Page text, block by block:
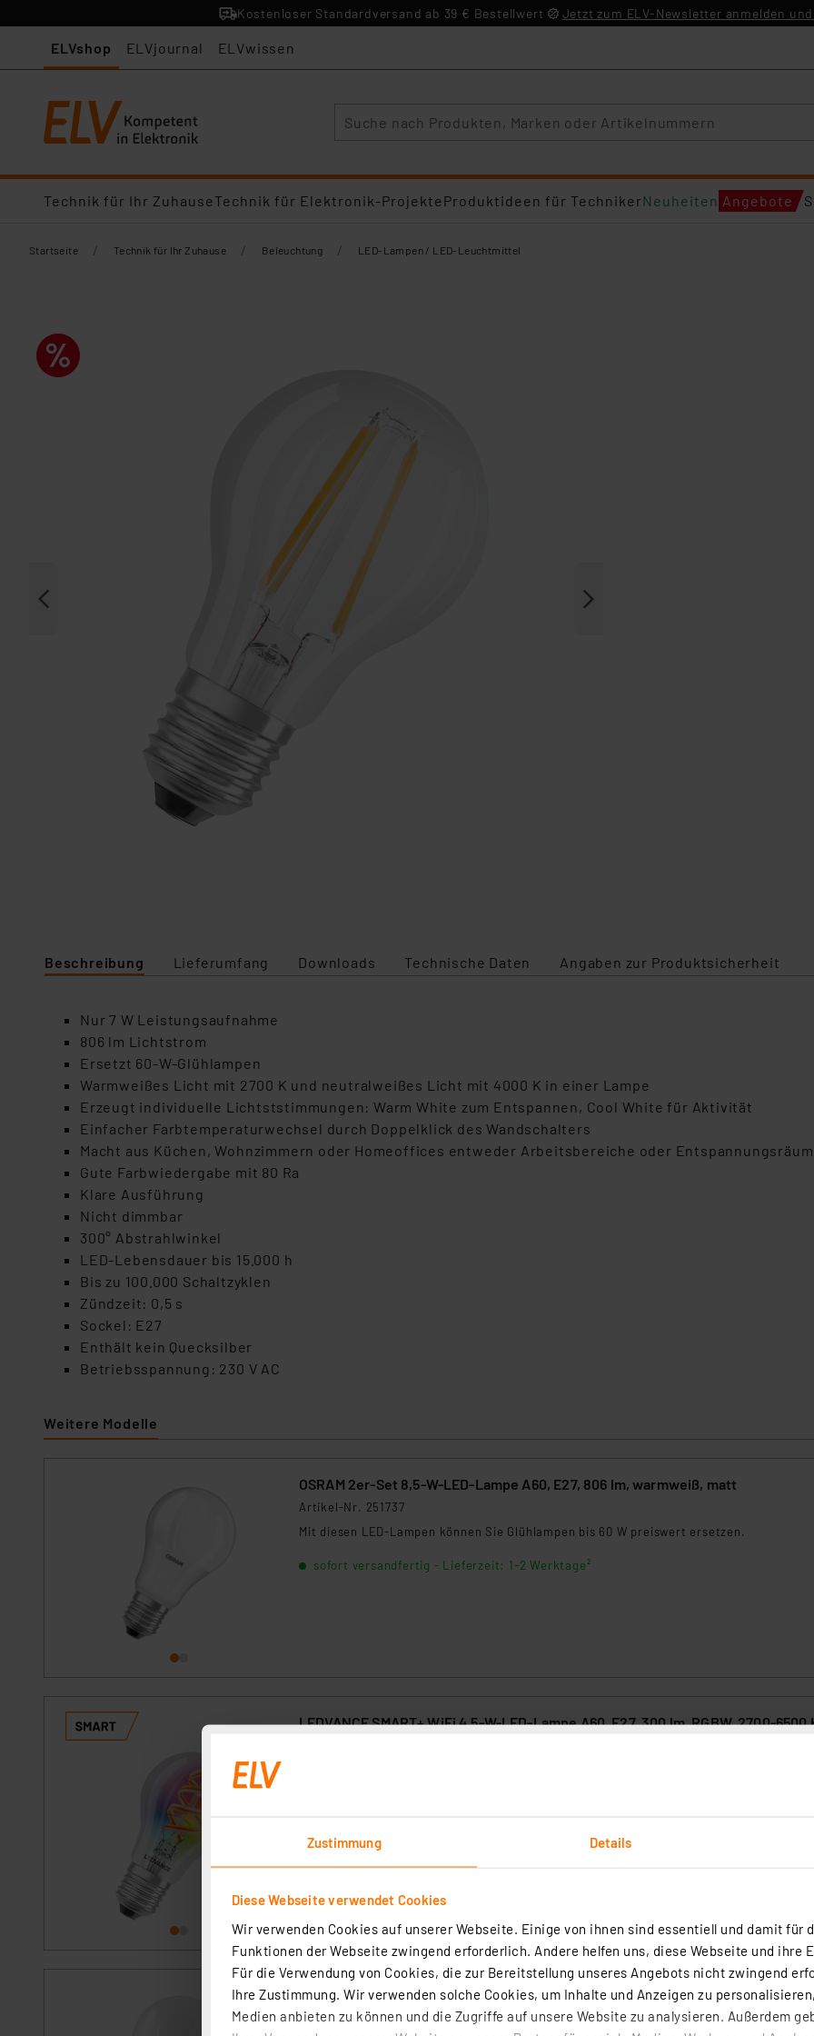
Zustimmung Details
Diese Webseite verwendet Cookies
Wir verwenden Cookies auf unserer Webseite. Einige von ihnen sind essentiell und damit für
Funktionen der Webseite zwingend erforderlich. Andere helfen uns, diese Webseite und ihre
Für die Verwendung von Cookies, die zur Bereitstellung unseres Angebots nicht zwingend
Ihre Zustimmung. Wir verwenden solche Cookies, um Inhalte und Anzeigen zu
Medien anbieten zu können und die Zugriffe auf unsere Website zu analysieren. Außerdem
Kostenloser Standardversand ab 39 € Bestellwert Jetzt zum ELV-Newsletter anmelden
ELVshop ELVjournal ELVwissen
Technik für Ihr ZuhauseTechnik für Elektronik-ProjekteProduktideen für TechnikerNeuheiten Angebote
Startseite / Technik für Ihr Zuhause / Beleuchtung / LED-Lampen / LED-Leuchtmittel
Beschreibung Lieferumfang Downloads Technische Daten Angaben zur Produktsicherheit
Nur 7 W Leistungsaufnahme
806 lm Lichtstrom
Ersetzt 60-W-Glühlampen
Warmweißes Licht mit 2700 K und neutralweißes Licht mit 4000 K in einer Lampe
Erzeugt individuelle Lichtststimmungen: Warm White zum Entspannen, Cool White für Aktivität
Einfacher Farbtemperaturwechsel durch Doppelklick des Wandschalters
Macht aus Küchen, Wohnzimmern oder Homeoffices entweder Arbeitsbereiche oder
Gute Farbwiedergabe mit 80 Ra
Klare Ausführung
Nicht dimmbar
300° Abstrahlwinkel
LED-Lebensdauer bis 15.000 h
Bis zu 100.000 Schaltzyklen
Zündzeit: 0,5 s
Sockel: E27
Enthält kein Quecksilber
Betriebsspannung: 230 V AC
Weitere Modelle
OSRAM 2er-Set 8,5-W-LED-Lampe A60, E27, 806 lm, warmweiß, matt
Artikel-Nr. 251737
Mit diesen LED-Lampen können Sie Glühlampen bis 60 W preiswert ersetzen.
sofort versandfertig - Lieferzeit: 1-2 Werktage²
LEDVANCE SMART+ WiFi 4,5-W-LED-Lampe A60, E27, 300 lm, RGBW, 2700-6500
App rundet das Leistungsangebot des SMART+ Sortiments ab.
OSRAM Hocheffiziente 3,8-W-LED-Lampe A60, E27, 806 lm, warmweiß, 3000 K,
EEK A